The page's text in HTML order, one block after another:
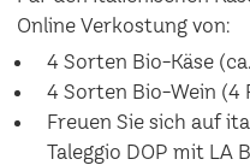
Online Verkostung von:
4 Sorten Bio-Käse
4 Sorten Bio-Wein (4
Freuen Sie sich auf
Taleggio DOP mit LA